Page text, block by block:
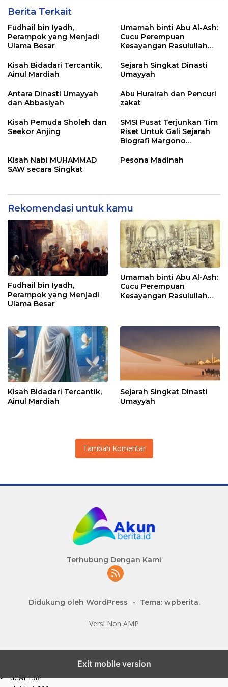
Berita Terkait
Fudhail bin Iyadh,
Perampok yang Menjadi
Ulama Besar
Umamah binti Abu Al-Ash:
Cucu Perempuan
Kesayangan Rasulullah
Kisah Bidadari Tercantik,
Ainul Mardiah
Sejarah Singkat Dinasti
Umayyah
Antara Dinasti Umayyah
dan Abbasiyah
Abu Hurairah dan Pencuri
zakat
Kisah Pemuda Sholeh dan
Seekor Anjing
SMSI Pusat Terjunkan Tim
Riset Untuk Gali Sejarah
Biografi Margono
Kisah Nabi MUHAMMAD
SAW secara Singkat
Pesona Madinah
Rekomendasi untuk kamu
Fudhail bin Iyadh,
Perampok yang Menjadi
Ulama Besar
Umamah binti Abu Al-Ash:
Cucu Perempuan
Kesayangan Rasulullah
Kisah Bidadari Tercantik,
Ainul Mardiah
Sejarah Singkat Dinasti
Umayyah
Tambah Komentar
Terhubung Dengan Kami
Didukung oleh WordPress - Tema: wpberita.
Versi Non AMP
Exit mobile version
dewi 138